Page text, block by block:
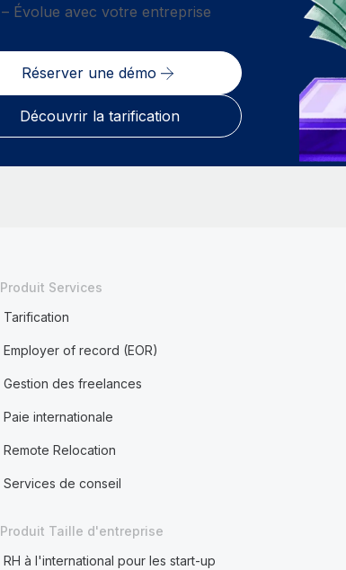
– Évolue avec votre entreprise
Réserver une démo
Découvrir la tarification
Produit Services
Tarification
Employer of record (EOR)
Gestion des freelances
Paie internationale
Remote Relocation
Services de conseil
Produit Taille d'entreprise
RH à l'international pour les start-up